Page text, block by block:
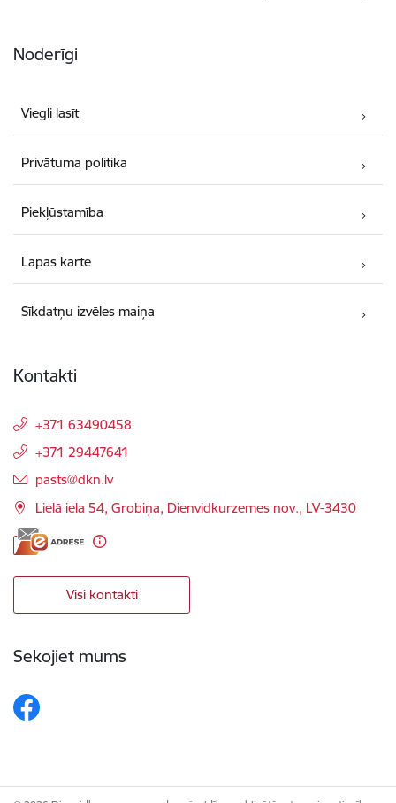
Noderīgi
Viegli lasīt
Privātuma politika
Piekļūstamība
Lapas karte
Sīkdatņu izvēles maiņa
Kontakti
+371 63490458
+371 29447641
E-pasts:
pasts@dkn.lv
Lielā iela 54, Grobiņa, Dienvidkurzemes nov., LV-3430
Visi kontakti
Sekojiet mums